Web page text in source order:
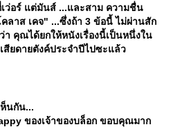
ว่อร์ แต่มันส์ ...และสาม ความชื่น
ลาส เคจ" ...ซึ่งถ้า 3 ข้อนี้ ไม่ผ่านสัก
คุณได้ยกให้หนังเรื่องนี้เป็นหนึ่งใน
ยดายตังค์ประจำปีไปซะแล้ว
นกัน...
ของเจ้าของบล็อก ขอบคุณมาก